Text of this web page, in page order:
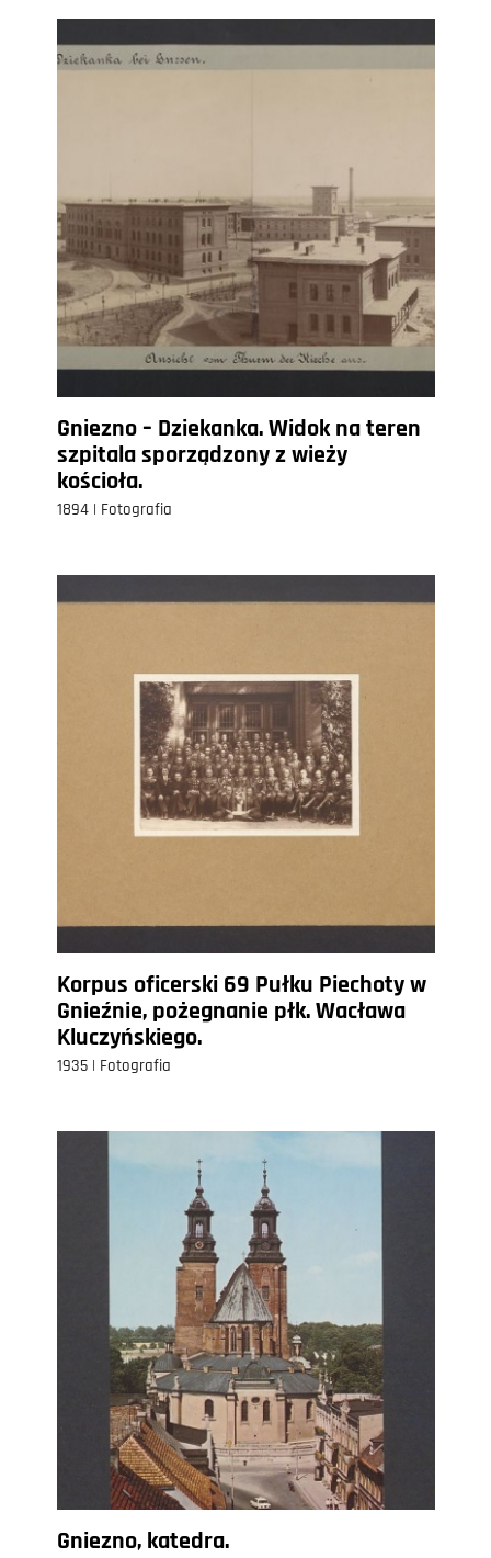
Gniezno – Dziekanka. Widok na teren
szpitala sporządzony z wieży
kościoła.
1894 | Fotografia
Korpus oficerski 69 Pułku Piechoty w
Gnieźnie, pożegnanie płk. Wacława
Kluczyńskiego.
1935 | Fotografia
Gniezno, katedra.